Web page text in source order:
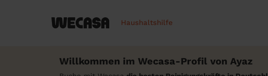
Haushaltshilfe
Willkommen im Wecasa-Profil von Ayaz